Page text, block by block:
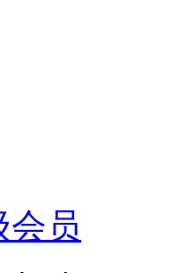
会员